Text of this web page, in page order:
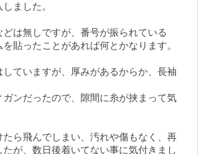
ました。
どは無しですが、番号が振られている
貼ったことがあれば何とかなります。
していますが、厚みがあるからか、長袖
ガンだったので、隙間に糸が挟まって気
たら飛んでしまい、汚れや傷もなく、再
が、数日後着いてない事に気付きまし